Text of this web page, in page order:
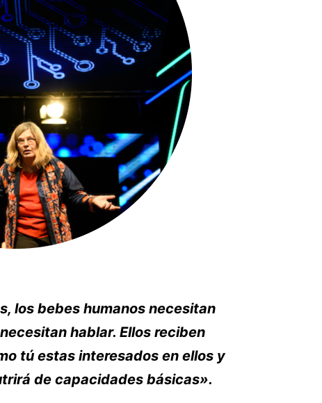
los bebes humanos necesitan
hablar. Ellos reciben
tú estas interesados en ellos y
de capacidades básicas».